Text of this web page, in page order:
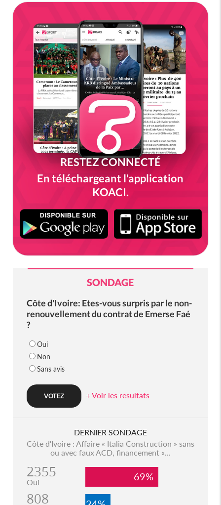
RESTEZ CONNECTÉ
En téléchargeant l'application
KOACI.
SONDAGE
Côte d'Ivoire: Etes-vous surpris par le non-
renouvellement du contrat de Emerse Faé
?
Oui
Non
Sans avis
+ Voir les resultats
DERNIER SONDAGE
Côte d'Ivoire : Affaire « Italia Construction » sans
ou avec faux ACD, financement «...
2355
Oui 69%
808